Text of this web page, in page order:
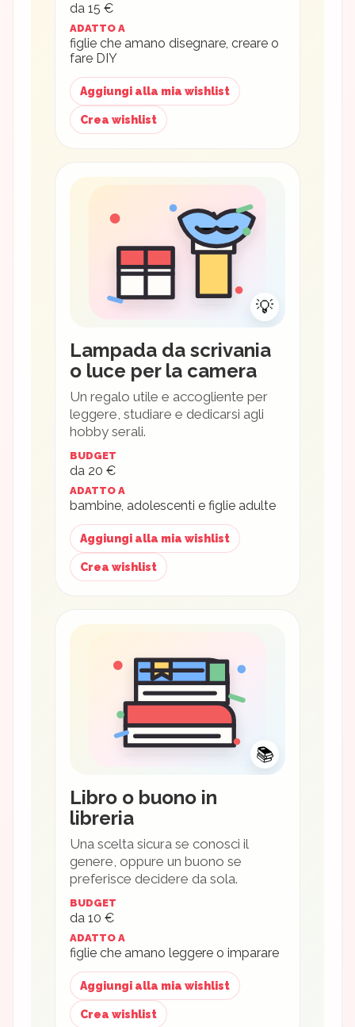
da 15 €
ADATTO A
figlie che amano disegnare, creare o
fare DIY
Aggiungi alla mia wishlist
Crea wishlist
💡
Lampada da scrivania
o luce per la camera
Un regalo utile e accogliente per
leggere, studiare e dedicarsi agli
hobby serali.
BUDGET
da 20 €
ADATTO A
bambine, adolescenti e figlie adulte
Aggiungi alla mia wishlist
Crea wishlist
📚
Libro o buono in
libreria
Una scelta sicura se conosci il
genere, oppure un buono se
preferisce decidere da sola.
BUDGET
da 10 €
ADATTO A
figlie che amano leggere o imparare
Aggiungi alla mia wishlist
Crea wishlist